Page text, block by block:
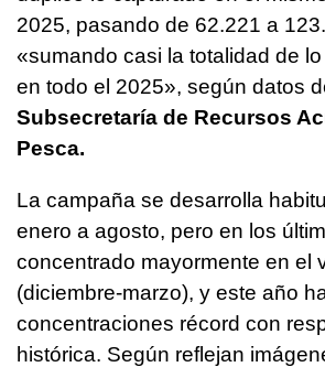
2025, pasando de 62.221 a
«sumando casi la totalidad de
en todo el 2025», según datos
Subsecretaría de Recursos
Pesca.
La campaña se desarrolla
enero a agosto, pero en los
concentrado mayormente en el
(diciembre-marzo), y este año
concentraciones récord con
histórica. Según reflejan